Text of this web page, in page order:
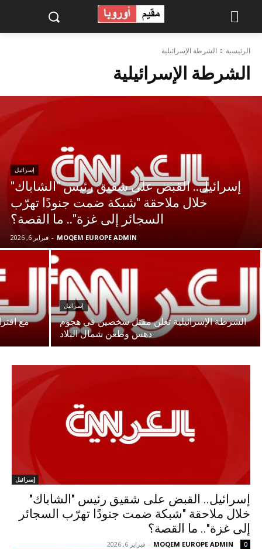
الرئيسية الشرطة الإسرائيلية
الشرطة الإسرائيلية
إسرائيل
إسرائيل.. القبض على شقيق رئيس "الشاباك"
خلال ملاحقة "شبكة ضمت جنودًا تهرّب
السجائر إلى غزة".. ما القصة؟
MOQEM EUROPE ADMIN
- فبراير 6, 2026
إسرائيل
الشرطة الإسرائيلية تعلن مقتل شخصين في هجوم
دهس وطعن شمال البلاد
مع
إسرائيل
إسرائيل.. القبض على شقيق رئيس "الشاباك"
خلال ملاحقة "شبكة ضمت جنودًا تهرّب السجائر
إلى غزة".. ما القصة؟
MOQEM EUROPE ADMIN
- فبراير 6, 2026 0